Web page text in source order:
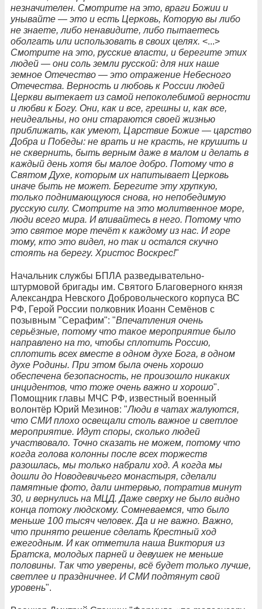
незначителен. Смотрите на это, враги Божии и
унывайте — это и есть Церковь, Которую вы либо
не знаете, либо ненавидите, либо пытаетесь
оболгать или использовать в своих целях. <...>
Смотрите на это, русские власти, и берегите этих
людей — они соль земли русской: для них наше
земное Отечество — это отражение Небесного
Отечества. Верность и любовь к России людей
Церкви вытекает из самой непоколебимой верности
и любви к Богу. Они, как и все, грешны и, как все,
неидеальны, но они стараются своей жизнью
приближать, как умеют, Царствие Божие — царство
Добра и Победы: не врать и не красть, не крушить и
не сквернить, быть верным даже в малом и делать в
каждый день хотя бы малое добро. Потому что в
Святом Духе, которым их напитывает Церковь
иначе быть не может. Берегите эту хрупкую,
только поднимающуюся снова, но непобедимую
русскую силу. Смотрите на это молитвенное море,
люди всего мира. И вливайтесь в него. Потому что
это святое море течёт к каждому из нас. И горе
тому, кто это видел, но так и остался скучно
стоять на берегу. Христос Воскрес!"
Начальник службы БПЛА разведывательно-
штурмовой бригады им. Святого Благоверного князя
Александра Невского Добровольческого корпуса ВС
РФ, Герой России полковник Иоанн Семёнов с
позывным "Серафим": "Впечатления очень
серьёзные, потому что такое мероприятие было
направлено на то, чтобы сплотить Россию,
сплотить всех вместе в одном духе Бога, в одном
духе Родины. При этом была очень хорошо
обеспечена безопасность, не произошло никаких
инцидентов, что тоже очень важно и хорошо".
Помощник главы МЧС РФ, известный военный
волонтёр Юрий Мезинов: "Люди в чатах жалуются,
что СМИ плохо освещали столь важное и светлое
мероприятие. Идут споры, сколько людей
участвовало. Точно сказать не можем, потому что
когда голова колонны после всех торжеств
разошлась, мы только набрали ход. А когда мы
дошли до Новодевичьего монастыря, сделали
памятные фото, дали интервью, потратив минут
30, и вернулись на МЦД. Даже сверху не было видно
конца потоку людскому. Сомневаемся, что было
меньше 100 тысяч человек. Да и не важно. Важно,
что принято решение сделать Крестный ход
ежегодным. И как отметила наша Виктория из
Братска, молодых парней и девушек не меньше
половины. Так что уверены, всё будет только лучше,
светлее и праздничнее. И СМИ подтянут свой
уровень".